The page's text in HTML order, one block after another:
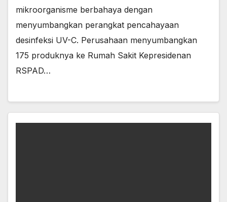
mikroorganisme berbahaya dengan
menyumbangkan perangkat pencahayaan
desinfeksi UV-C. Perusahaan menyumbangkan
175 produknya ke Rumah Sakit Kepresidenan
RSPAD…